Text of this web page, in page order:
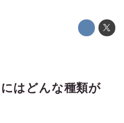
はどんな種類が